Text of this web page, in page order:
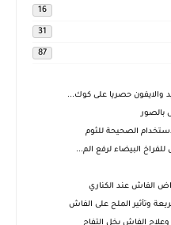
16
31
87
الصحيحة للثوم
البيضاء لرفع الم...
الفاش عند الكناري
وتأثير الملح على الفاش
الفاش بخل التفاح